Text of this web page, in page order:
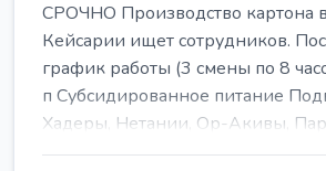
СРОЧНО Производство картона
Кейсарии ищет сотрудников.
график работы (3 смены по 8
п Субсидированное питание
Хадеры, Нетании, Ор-Акивы,